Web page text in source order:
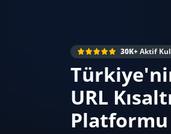
30K+Aktif
URL
Platformu